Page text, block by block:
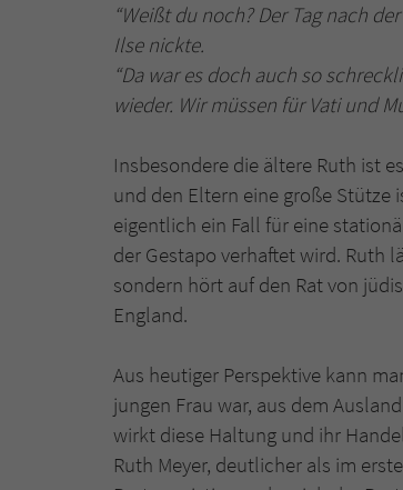
“Weißt du noch? Der Tag nach
Ilse nickte.
“Da war es doch auch so
wieder. Wir müssen für Vati und
Insbesondere die ältere Ruth ist
und den Eltern eine große Stütze
eigentlich ein Fall für eine
der Gestapo verhaftet wird. Ruth
sondern hört auf den Rat von
England.
Aus heutiger Perspektive kann
jungen Frau war, aus dem
wirkt diese Haltung und ihr
Ruth Meyer, deutlicher als im